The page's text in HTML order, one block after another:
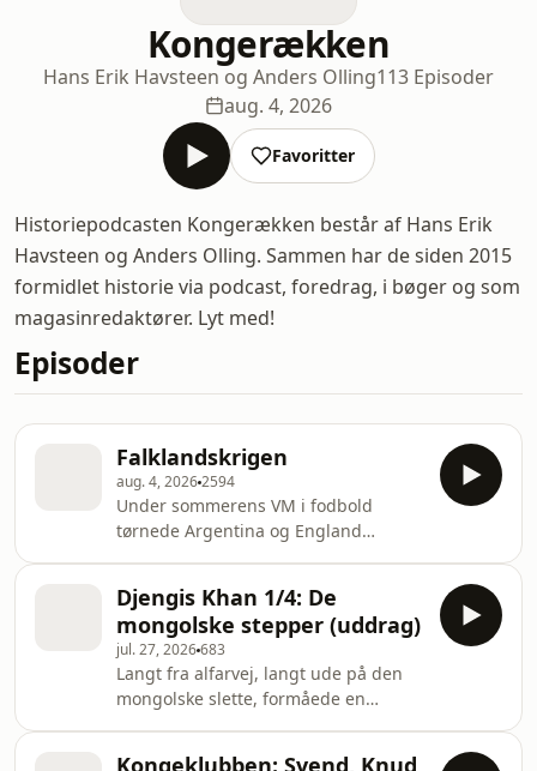
Kongerækken
Hans Erik Havsteen og Anders Olling113 Episoder
aug. 4, 2026
Favoritter
Historiepodcasten Kongerækken består af Hans Erik
Havsteen og Anders Olling. Sammen har de siden 2015
formidlet historie via podcast, foredrag, i bøger og som
magasinredaktører. Lyt med!
Episoder
Falklandskrigen
aug. 4, 20262594
Under sommerens VM i fodbold
tørnede Argentina og England
banen. Argentinerne medbragte
f.eks. et skilt, hvorpå det blev hævdet,
at Falklandsøerne er
argentinske. Men hvad er det nu lige,
den konflikt handler om? Og hvad
skete der egentlig i 1982, da
Falklandskrigen brød ud?Rettelse: I
Djengis Khan 1/4: De
mongolske stepper (uddrag)
jul. 27, 2026683
Langt fra alfarvej, langt ude på den
mongolske slette, formåede en
Kongeklubben: Svend, Knud